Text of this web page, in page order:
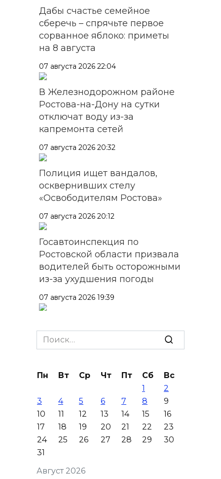
Дабы счастье семейное
сберечь – спрячьте первое
сорванное яблоко: приметы
на 8 августа
07 августа 2026 22:04
В Железнодорожном районе
Ростова-на-Дону на сутки
отключат воду из-за
капремонта сетей
07 августа 2026 20:32
Полиция ищет вандалов,
осквернивших стелу
«Освободителям Ростова»
07 августа 2026 20:12
Госавтоинспекция по
Ростовской области призвала
водителей быть осторожными
из-за ухудшения погоды
07 августа 2026 19:39
и турниры: как в Ростове
отметят День физкультурника
В Таганроге из-за аварии
отключили свет на четырех
улицах
07 августа 2026 18:42
2000 жителей бесплатно
Search
for:
Август 2026
Пн Вт Ср Чт Пт Сб
Вс
1
2
3
4 5 6 7 8
9
10
11 12 13 14 15
16
17
18 19 20 21 22
23
24
25 26 27 28 29
30
31